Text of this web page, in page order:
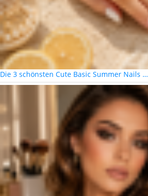
Die 3 schönsten Cute Basic Summer Nails …